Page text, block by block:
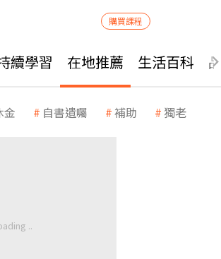
購買課程
續學習 在地推薦 生活百科
金 自書遺囑 補助 獨老